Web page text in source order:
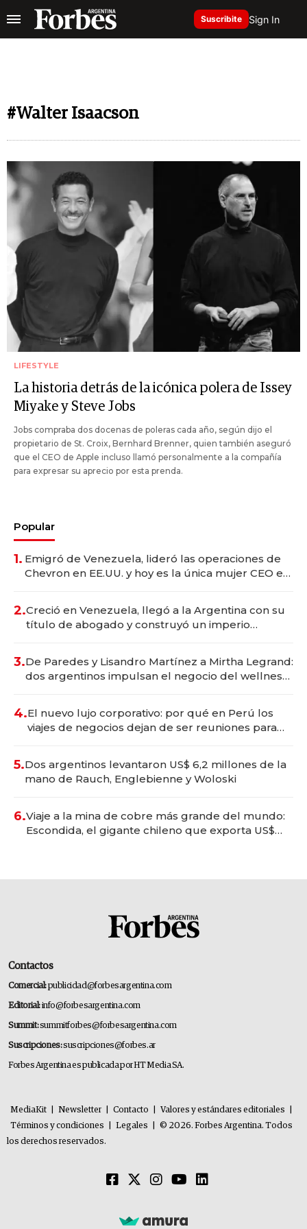
Suscribite Sign In
#Walter Isaacson
LIFESTYLE
La historia detrás de la icónica polera de Issey
Miyake y Steve Jobs
Jobs compraba dos docenas de poleras cada año, según dijo el
propietario de St. Croix, Bernhard Brenner, quien también aseguró
que el CEO de Apple incluso llamó personalmente a la compañía
para expresar su aprecio por esta prenda.
Popular
1. Emigró de Venezuela, lideró las operaciones de
Chevron en EE.UU. y hoy es la única mujer CEO en
2.Creció en Venezuela, llegó a la Argentina con su
título de abogado y construyó un imperio
3.De Paredes y Lisandro Martínez a Mirtha Legrand:
dos argentinos impulsan el negocio del wellness
4.El nuevo lujo corporativo: por qué en Perú los
viajes de negocios dejan de ser reuniones para
5.Dos argentinos levantaron US$ 6,2 millones de la
mano de Rauch, Englebienne y Woloski
6.Viaje a la mina de cobre más grande del mundo:
Escondida, el gigante chileno que exporta US$
Contactos
Comercial:publicidad@forbesargentina.com
Editorial:info@forbesargentina.com
Summit:summitforbes@forbesargentina.com
Suscripciones:suscripciones@forbes.ar
Forbes Argentina es publicada por HT Media SA.
MediaKit Newsletter Contacto Valores y estándares editoriales
Términos y condiciones
Legales
© 2026. Forbes Argentina. Todos
los derechos reservados.